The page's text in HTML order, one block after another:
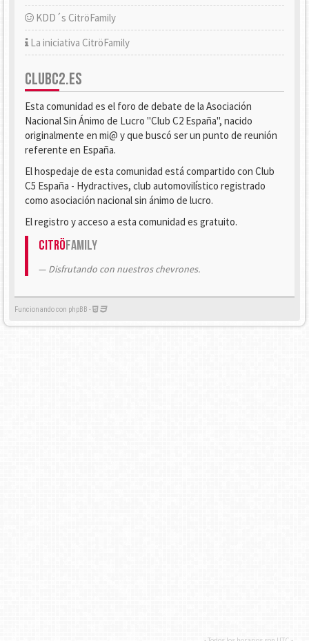
KDD´s CitröFamily
La iniciativa CitröFamily
CLUBC2.ES
Esta comunidad es el foro de debate de la Asociación
Nacional Sin Ánimo de Lucro "Club C2 España", nacido
originalmente en mi@ y que buscó ser un punto de reunión
referente en España.
El hospedaje de esta comunidad está compartido con Club
C5 España - Hydractives, club automovilístico registrado
como asociación nacional sin ánimo de lucro.
El registro y acceso a esta comunidad es gratuito.
CitröFamily
Disfrutando con nuestros chevrones.
Funcionando con phpBB -